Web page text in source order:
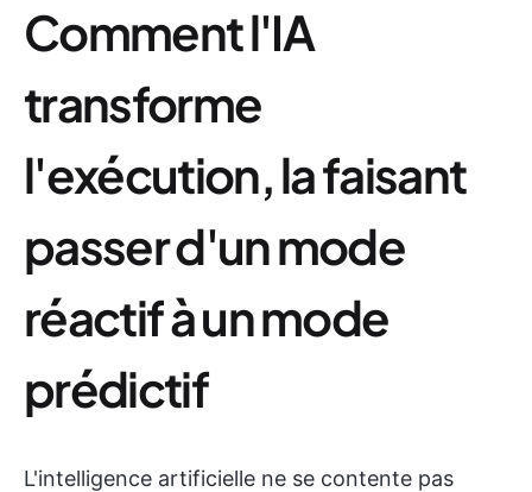
Comment l'IA
transforme
l'exécution, la faisant
passer d'un mode
réactif à un mode
prédictif
L'intelligence artificielle ne se contente pas